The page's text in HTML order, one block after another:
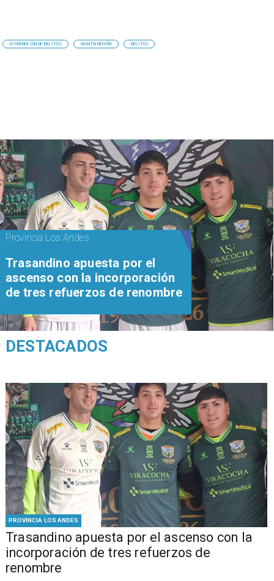
DISMINUCIÓN DE DELITOS QUINTA REGIÓN DELITOS
PROVINCIA LOS ANDES
Trasandino apuesta por el ascenso con la
incorporación de tres refuerzos de
renombre
Provincia Los Andes
Trasandino apuesta por el
ascenso con la incorporación
de tres refuerzos de renombre
DESTACADOS